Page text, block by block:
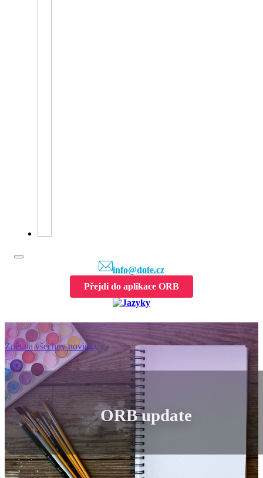
info@dofe.cz
Přejdi do aplikace ORB
Zpět na všechny novinky
ORB update